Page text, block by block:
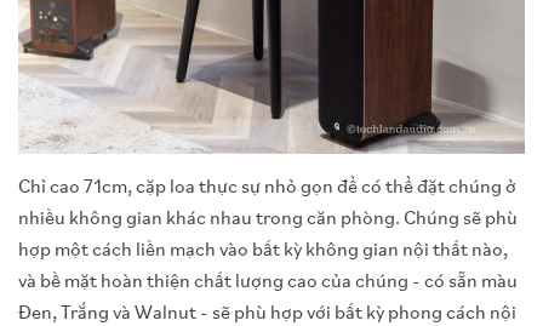
Chỉ cao 71cm, cặp loa thực sự nhỏ gọn để có thể đặt chúng ở
nhiều không gian khác nhau trong căn phòng. Chúng sẽ phù
hợp một cách liền mạch vào bất kỳ không gian nội thất nào,
và bề mặt hoàn thiện chất lượng cao của chúng - có sẵn màu
Đen, Trắng và Walnut - sẽ phù hợp với bất kỳ phong cách nội